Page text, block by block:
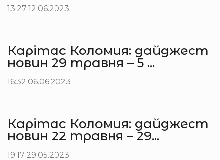
13:27 12.06.2023
Карітас Коломия: дайджест
новин 29 травня – 5 ...
16:32 06.06.2023
Карітас Коломия: дайджест
новин 22 травня – 29...
19:17 29.05.2023